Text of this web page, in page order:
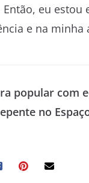
eu
e na
popular com
no